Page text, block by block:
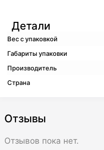
Детали
Вес с упаковкой
Габариты упаковки
Производитель
Страна
Отзывы
Отзывов пока нет.